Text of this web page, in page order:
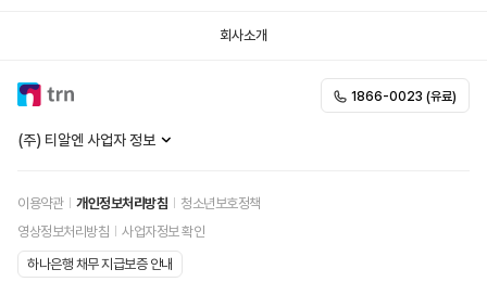
회사소개
(주) 티알엔 사업자 정보
이용약관 개인정보처리방침
청소년보호정책
영상정보처리방침
사업자정보 확인
하나은행 채무 지급보증 안내
1866-0023 (유료)